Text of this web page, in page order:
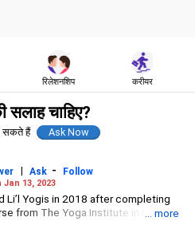
रिलेशनशिप करीयर
सलाह चाहिए?
सकते हैं
| Ask -
Follow
13, 2023
Li’l Yogis in 2018 after completing
from The Yoga Institute in Mumbai.
... more